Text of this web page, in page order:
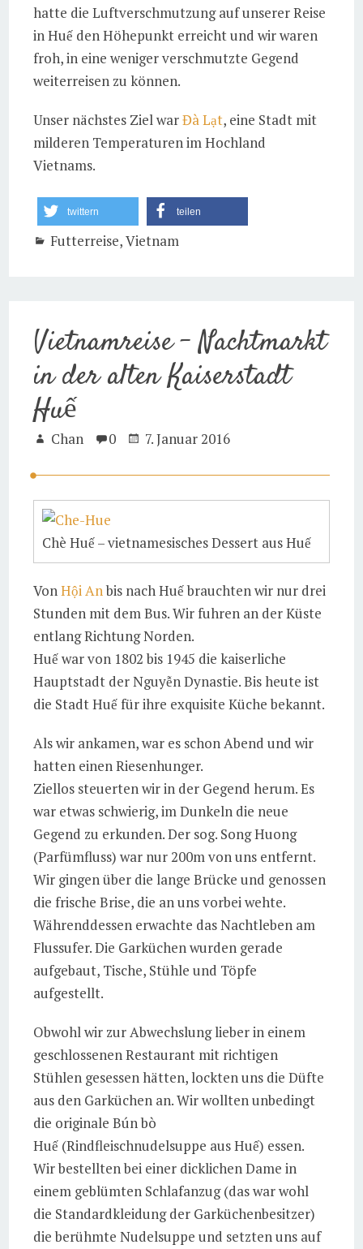
hatte die Luftverschmutzung auf unserer Reise
in Huế den Höhepunkt erreicht und wir waren
froh, in eine weniger verschmutzte Gegend
weiterreisen zu können.
Unser nächstes Ziel warĐà Lạt, eine Stadt mit
milderen Temperaturen im Hochland
Vietnams.
twittern teilen
Futterreise,Vietnam
Vietnamreise – Nachtmarkt
in der alten Kaiserstadt
Huế
Chan 0 7. Januar 2016
Chè Huế – vietnamesisches Dessert aus Huế
VonHội Anbis nach Huế brauchten wir nur drei
Stunden mit dem Bus. Wir fuhren an der Küste
entlang Richtung Norden.
Huế war von 1802 bis 1945 die kaiserliche
Hauptstadt der Nguyễn Dynastie. Bis heute ist
die Stadt Huế für ihre exquisite Küche bekannt.
Als wir ankamen, war es schon Abend und wir
hatten einen Riesenhunger.
Ziellos steuerten wir in der Gegend herum. Es
war etwas schwierig, im Dunkeln die neue
Gegend zu erkunden. Der sog. Song Huong
(Parfümfluss) war nur 200m von uns entfernt.
Wir gingen über die lange Brücke und genossen
die frische Brise, die an uns vorbei wehte.
Währenddessen erwachte das Nachtleben am
Flussufer. Die Garküchen wurden gerade
aufgebaut, Tische, Stühle und Töpfe
aufgestellt.
Obwohl wir zur Abwechslung lieber in einem
geschlossenen Restaurant mit richtigen
Stühlen gesessen hätten, lockten uns die Düfte
aus den Garküchen an. Wir wollten unbedingt
die originale Bún bò
Huế (Rindfleischnudelsuppe aus Huế) essen.
Wir bestellten bei einer dicklichen Dame in
einem geblümten Schlafanzug (das war wohl
die Standardkleidung der Garküchenbesitzer)
die berühmte Nudelsuppe und setzten uns auf